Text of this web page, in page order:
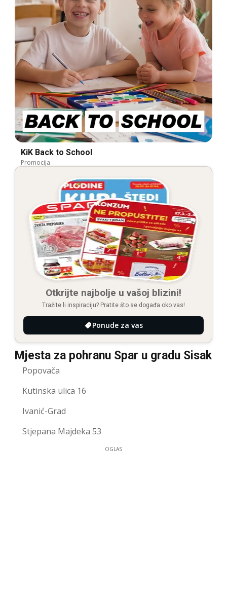
KiK Back to School
Promocija
Otkrijte najbolje u vašoj blizini!
Tražite li inspiraciju? Pratite što se događa oko vas!
Ponude za vas
Mjesta za pohranu Spar u gradu Sisak
Popovača
Kutinska ulica 16
Ivanić-Grad
Stjepana Majdeka 53
OGLAS